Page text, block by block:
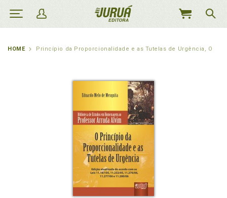
MEU
HOME Princípio da Proporcionalidade e as Tutelas de Urgência, O